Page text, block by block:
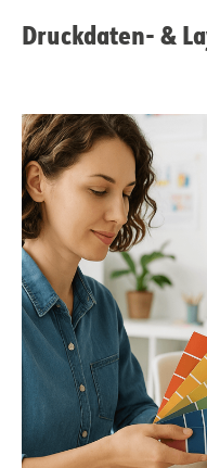
Druckdaten- &